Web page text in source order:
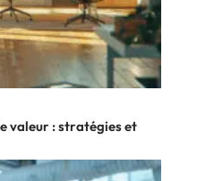
valeur : stratégies et